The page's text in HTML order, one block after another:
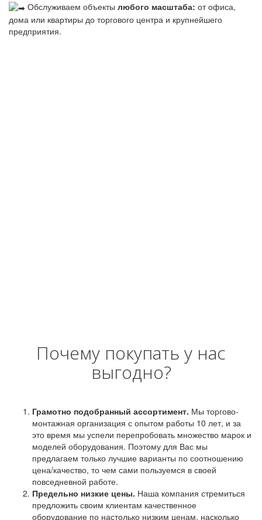
Обслуживаем объекты любого масштаба: от офиса,
дома или квартиры до торгового центра и крупнейшего
предприятия.
Почему покупать у нас
выгодно?
Грамотно подобранный ассортимент. Мы торгово-
монтажная организация с опытом работы 10 лет, и за
это время мы успели перепробовать множество марок и
моделей оборудования. Поэтому для Вас мы
предлагаем только лучшие варианты по соотношению
цена/качество, то чем сами пользуемся в своей
повседневной работе.
Предельно низкие цены. Наша компания стремиться
предложить своим клиентам качественное
оборудование по настолько низким ценам, насколько